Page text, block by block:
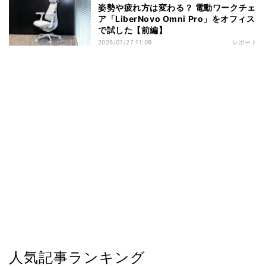
姿勢や疲れ方は変わる？ 電動ワークチェ
ア「LiberNovo Omni Pro」をオフィス
で試した【前編】
2026/07/27 11:09 レポート
人気記事ランキング